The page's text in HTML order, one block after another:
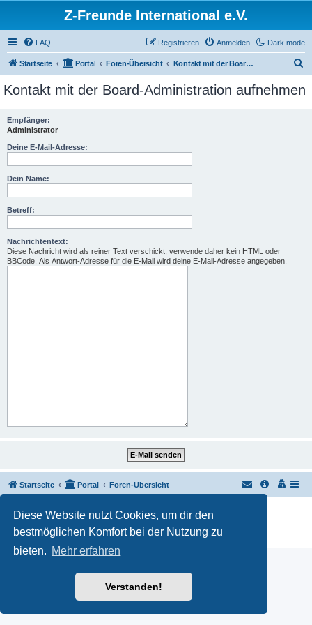
Diese Website nutzt Cookies, um dir den
bestmöglichen Komfort bei der Nutzung zu
bieten. Mehr erfahren
Verstanden!
Z-Freunde International e.V.
Dark mode
FAQ Anmelden
Registrieren
Startseite Portal Foren-Übersicht Kontakt mit der Board-Administration aufnehmen
c
Kontakt mit der Board-Administration aufnehmen
Empfänger:
Administrator
Deine E-Mail-Adresse:
Dein Name:
Betreff:
Nachrichtentext:
Diese Nachricht wird als reiner Text verschickt, verwende daher kein HTML oder
BBCode. Als Antwort-Adresse für die E-Mail wird deine E-Mail-Adresse angegeben.
Startseite Portal Foren-Übersicht
Powered by phpBB
® Forum Software © phpBB Limited
Customized by
Datenschutz|Nutzungsbedingungen